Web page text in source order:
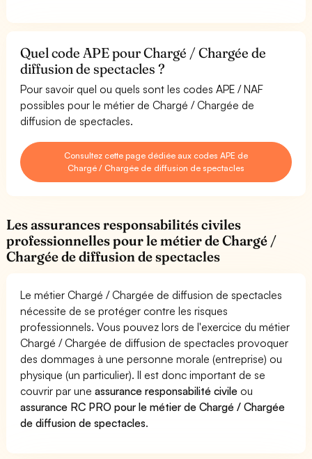
Quel code APE pour Chargé / Chargée de
diffusion de spectacles ?
Pour savoir quel ou quels sont les codes APE / NAF
possibles pour le métier de Chargé / Chargée de
diffusion de spectacles.
Consultez cette page dédiée aux codes APE de
Chargé / Chargée de diffusion de spectacles
Les assurances responsabilités civiles
professionnelles pour le métier de Chargé /
Chargée de diffusion de spectacles
Le métier Chargé / Chargée de diffusion de spectacles
nécessite de se protéger contre les risques
professionnels. Vous pouvez lors de l'exercice du métier
Chargé / Chargée de diffusion de spectacles provoquer
des dommages à une personne morale (entreprise) ou
physique (un particulier). Il est donc important de se
couvrir par uneassurance responsabilité civile ou
assurance RC PRO pour le métier de Chargé / Chargée
de diffusion de spectacles.